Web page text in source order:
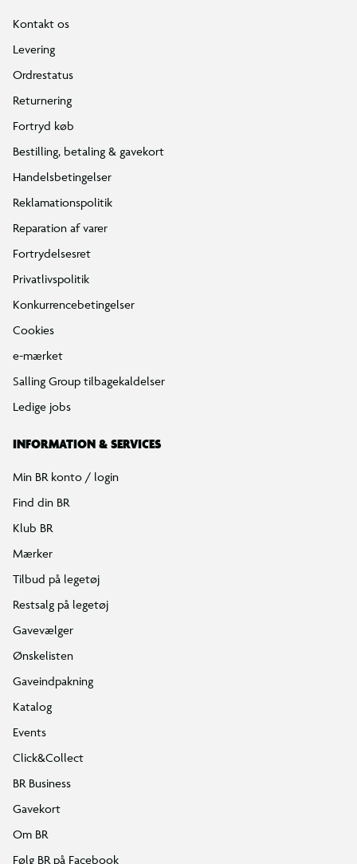
Kontakt os
Levering
Ordrestatus
Returnering
Fortryd køb
Bestilling, betaling & gavekort
Handelsbetingelser
Reklamationspolitik
Reparation af varer
Fortrydelsesret
Privatlivspolitik
Konkurrencebetingelser
Cookies
e-mærket
Salling Group tilbagekaldelser
Ledige jobs
INFORMATION & SERVICES
Min BR konto / login
Find din BR
Klub BR
Mærker
Tilbud på legetøj
Restsalg på legetøj
Gavevælger
Ønskelisten
Gaveindpakning
Katalog
Events
Click&Collect
BR Business
Gavekort
Om BR
Følg BR på Facebook